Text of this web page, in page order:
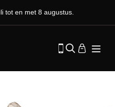
tot en met 8 augustus.